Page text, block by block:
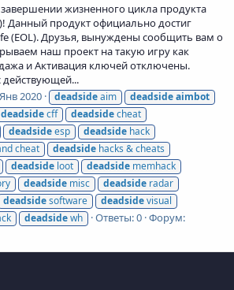
жизненного цикла продукта
Данный продукт официально достиг
(EOL). Друзья, вынуждены сообщить вам о
наш проект на такую игру как
и Активация ключей отключены.
действующей...
2020 deadsideaim deadsideaimbot
deadsidecff deadsidecheat
deadsideesp deadside hack
cheat deadside hacks & cheats
deadside loot deadside memhack
deadside misc deadside radar
deadsidesoftware deadsidevisual
deadsidewh Ответы: 0 Форум: